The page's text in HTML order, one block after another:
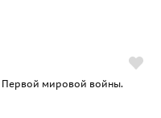
мировой войны.